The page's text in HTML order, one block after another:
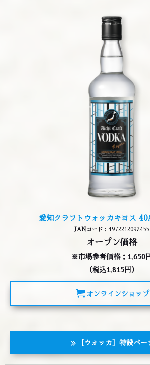
愛知クラフトウォッカキヨス
JANコード ：4972212092455
オープン価格
※市場参考価格：1,650
（税込1,815円）
オンラインショップ
［ウォッカ］特設ペー